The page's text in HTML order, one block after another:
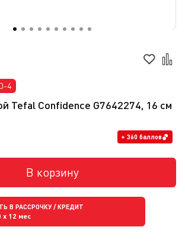
4
Tefal Confidence G7642274, 16 см
+ 360 баллов
В корзину
В РАССРОЧКУ / КРЕДИТ
x 12 мес